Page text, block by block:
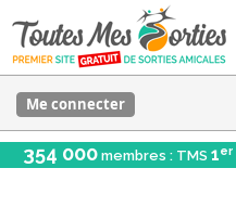
Me connecter
354 000 membres : TMS 1er